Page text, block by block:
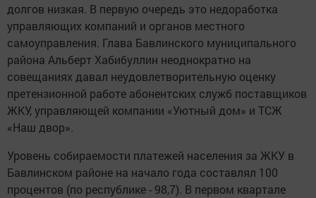
долгов низкая. В первую очередь это недоработка
управляющих компаний и органов местного
самоуправления. Глава Бавлинского муниципального
района Альберт Хабибуллин неоднократно на
совещаниях давал неудовлетворительную оценку
претензионной работе абонентских служб поставщиков
ЖКУ, управляющей компании «Уютный дом» и ТСЖ
«Наш двор».
Уровень собираемости платежей населения за ЖКУ в
Бавлинском районе на начало года составлял 100
процентов (по республике - 98,7). В первом квартале